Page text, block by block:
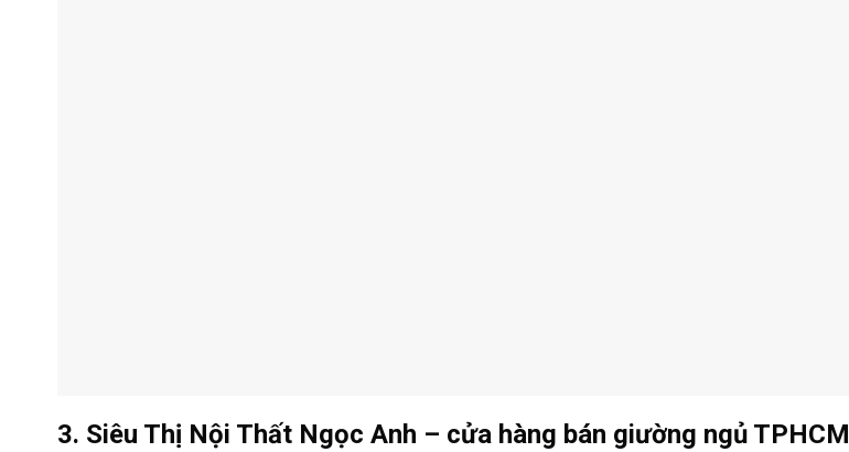
3. Siêu Thị Nội Thất Ngọc Anh – cửa hàng bán giường ngủ TPHCM